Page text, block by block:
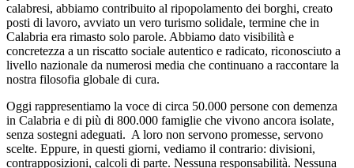
calabresi, abbiamo contribuito al ripopolamento dei borghi, creato
posti di lavoro, avviato un vero turismo solidale, termine che in
Calabria era rimasto solo parole. Abbiamo dato visibilità e
concretezza a un riscatto sociale autentico e radicato, riconosciuto a
livello nazionale da numerosi media che continuano a raccontare la
nostra filosofia globale di cura.
Oggi rappresentiamo la voce di circa 50.000 persone con demenza
in Calabria e di più di 800.000 famiglie che vivono ancora isolate,
senza sostegni adeguati. A loro non servono promesse, servono
scelte. Eppure, in questi giorni, vediamo il contrario: divisioni,
contrapposizioni, calcoli di parte. Nessuna responsabilità. Nessuna